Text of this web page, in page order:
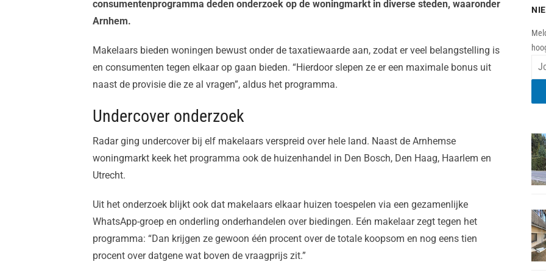
consumentenprogramma deden onderzoek op de woningmarkt in diverse steden, waaronder
Arnhem.
Makelaars bieden woningen bewust onder de taxatiewaarde aan, zodat er veel belangstelling is
en consumenten tegen elkaar op gaan bieden. “Hierdoor slepen ze er een maximale bonus uit
naast de provisie die ze al vragen”, aldus het programma.
Undercover onderzoek
Radar ging undercover bij elf makelaars verspreid over hele land. Naast de Arnhemse
woningmarkt keek het programma ook de huizenhandel in Den Bosch, Den Haag, Haarlem en
Utrecht.
Uit het onderzoek blijkt ook dat makelaars elkaar huizen toespelen via een gezamenlijke
WhatsApp-groep en onderling onderhandelen over biedingen. Eén makelaar zegt tegen het
programma: “Dan krijgen ze gewoon één procent over de totale koopsom en nog eens tien
procent over datgene wat boven de vraagprijs zit.”